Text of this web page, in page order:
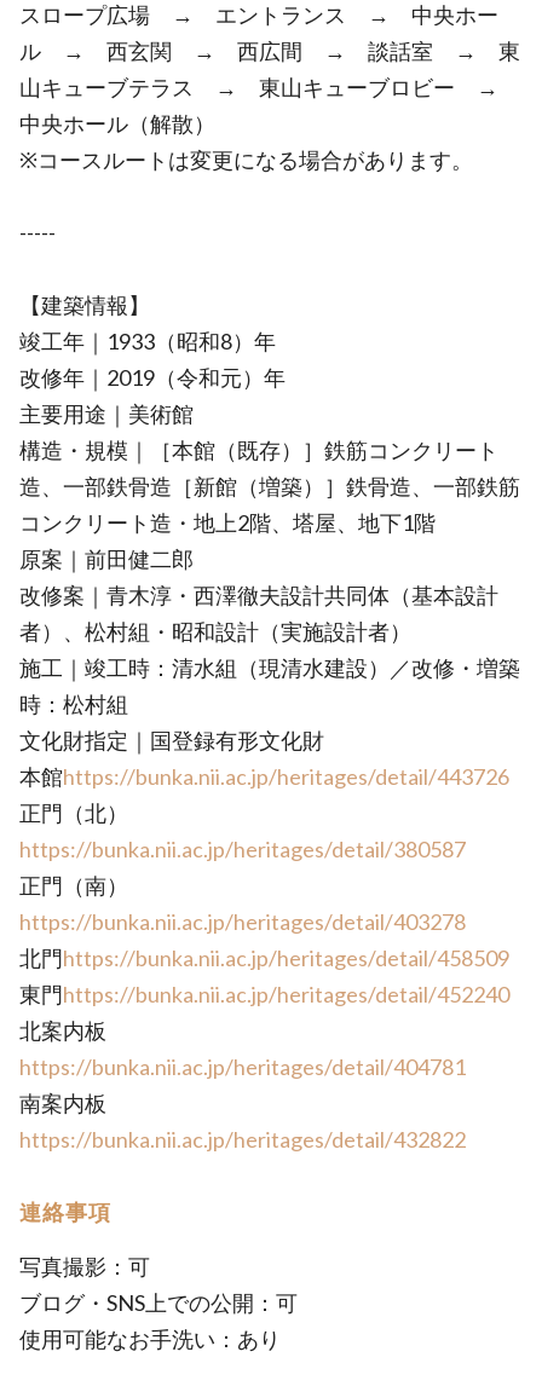
スロープ広場 → エントランス → 中央ホー
ル → 西玄関 → 西広間 → 談話室 → 東
山キューブテラス → 東山キューブロビー →
中央ホール（解散）
※コースルートは変更になる場合があります。
-----
【建築情報】
竣工年｜1933（昭和8）年
改修年｜2019（令和元）年
主要用途｜美術館
構造・規模｜［本館（既存）］鉄筋コンクリート
造、一部鉄骨造［新館（増築）］鉄骨造、一部鉄筋
コンクリート造・地上2階、塔屋、地下1階
原案｜前田健二郎
改修案｜青木淳・西澤徹夫設計共同体（基本設計
者）、松村組・昭和設計（実施設計者）
施工｜竣工時：清水組（現清水建設）／改修・増築
時：松村組
文化財指定｜国登録有形文化財
本館https://bunka.nii.ac.jp/heritages/detail/443726
正門（北）
https://bunka.nii.ac.jp/heritages/detail/380587
正門（南）
https://bunka.nii.ac.jp/heritages/detail/403278
北門https://bunka.nii.ac.jp/heritages/detail/458509
東門https://bunka.nii.ac.jp/heritages/detail/452240
北案内板
https://bunka.nii.ac.jp/heritages/detail/404781
南案内板
https://bunka.nii.ac.jp/heritages/detail/432822
連絡事項
写真撮影：可
ブログ・SNS上での公開：可
使用可能なお手洗い：あり